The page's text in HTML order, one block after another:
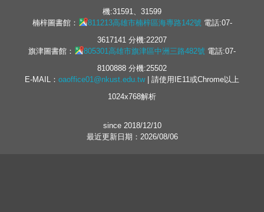
機:31591、31599
楠梓圖書館：
811213高雄市楠梓區海專路142號電話:07-
3617141 分機:22207
旗津圖書館：
805301高雄市旗津區中洲三路482號 電話:07-
8100888 分機:25502
E-MAIL： oaoffice01@nkust.edu.tw| 請使用IE11或Chrome以上
1024x768解析
since 2018/12/10
最近更新日期：2026/08/06